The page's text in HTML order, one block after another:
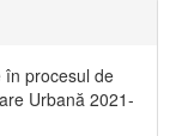
în procesul de
Urbană 2021‐